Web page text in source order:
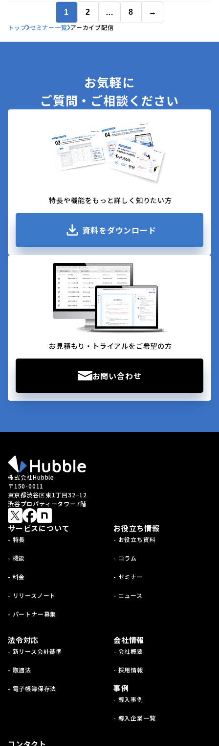
1 2 … 8
→
トップ セミナー一覧 アーカイブ配信
お気軽に
ご質問・ご相談ください
特長や機能をもっと詳しく知りたい方
資料をダウンロード
お見積もり・トライアルをご希望の方
お問い合わせ
株式会社Hubble
〒150-0011
東京都渋谷区東1丁目32−12
渋谷プロパティータワー7階
サービスについて
- 特長
- 機能
- 料金
- リリースノート
- パートナー募集
お役立ち情報
- お役立ち資料
- コラム
- セミナー
- ニュース
法令対応
- 新リース会計基準
- 取適法
- 電子帳簿保存法
会社情報
- 会社概要
- 採用情報
事例
- 導入事例
- 導入企業一覧
コンタクト